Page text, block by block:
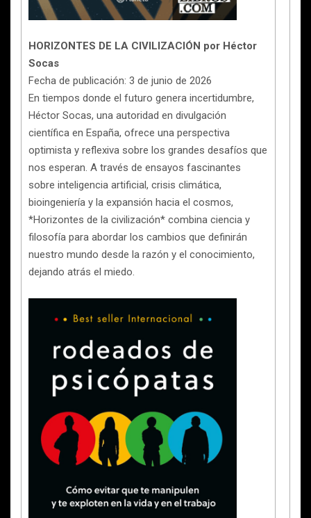
HORIZONTES DE LA CIVILIZACIÓN por Héctor
Socas
Fecha de publicación: 3 de junio de 2026
En tiempos donde el futuro genera incertidumbre,
Héctor Socas, una autoridad en divulgación
científica en España, ofrece una perspectiva
optimista y reflexiva sobre los grandes desafíos que
nos esperan. A través de ensayos fascinantes
sobre inteligencia artificial, crisis climática,
bioingeniería y la expansión hacia el cosmos,
*Horizontes de la civilización* combina ciencia y
filosofía para abordar los cambios que definirán
nuestro mundo desde la razón y el conocimiento,
dejando atrás el miedo.